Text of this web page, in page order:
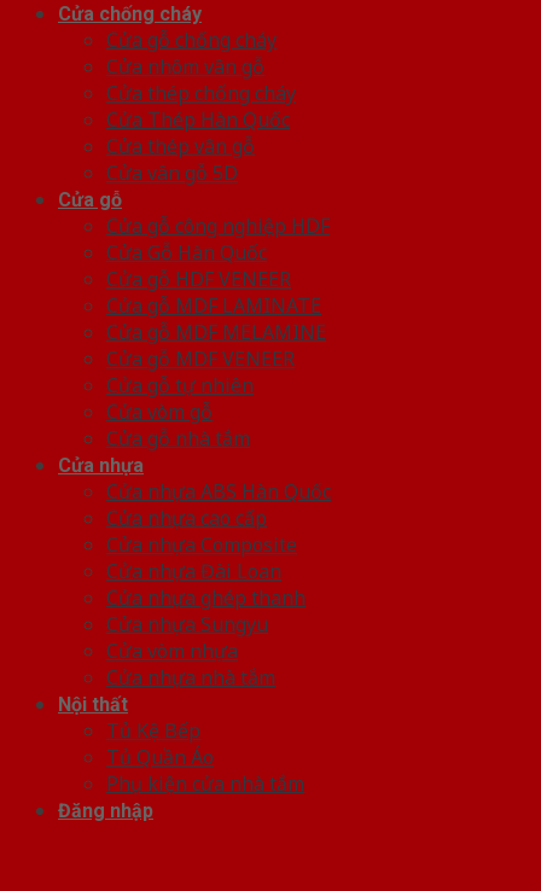
Cửa chống cháy
Cửa gỗ chống cháy
Cửa nhôm vân gỗ
Cửa thép chống cháy
Cửa Thép Hàn Quốc
Cửa thép vân gỗ
Cửa vân gỗ 5D
Cửa gỗ
Cửa gỗ công nghiệp HDF
Cửa Gỗ Hàn Quốc
Cửa gỗ HDF VENEER
Cửa gỗ MDF LAMINATE
Cửa gỗ MDF MELAMINE
Cửa gỗ MDF VENEER
Cửa gỗ tự nhiên
Cửa vòm gỗ
Cửa gỗ nhà tắm
Cửa nhựa
Cửa nhựa ABS Hàn Quốc
Cửa nhựa cao cấp
Cửa nhựa Composite
Cửa nhựa Đài Loan
Cửa nhựa ghép thanh
Cửa nhựa Sungyu
Cửa vòm nhựa
Cửa nhựa nhà tắm
Nội thất
Tủ Kệ Bếp
Tủ Quần Áo
Phụ kiện cửa nhà tắm
Đăng nhập